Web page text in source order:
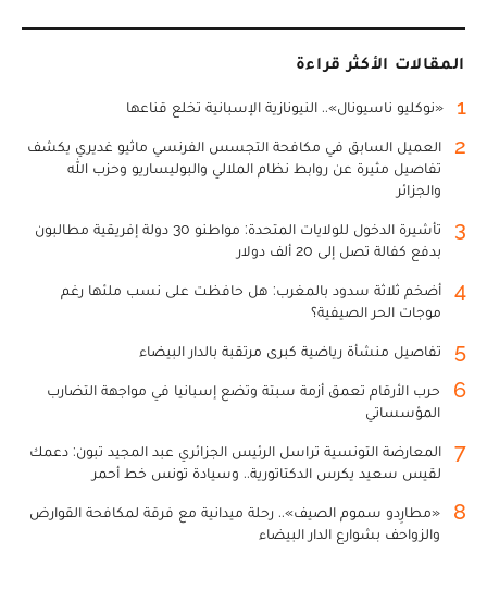
المقالات الأكثر قراءة
1 «نوكليو ناسيونال».. النيونازية الإسبانية تخلع قناعها
2
العميل السابق في مكافحة التجسس الفرنسي ماثيو غديري يكشف
تفاصيل مثيرة عن روابط نظام الملالي والبوليساريو وحزب الله
والجزائر
3
تأشيرة الدخول للولايات المتحدة: مواطنو 30 دولة إفريقية مطالبون
بدفع كفالة تصل إلى 20 ألف دولار
4
أضخم ثلاثة سدود بالمغرب: هل حافظت على نسب ملئها رغم
موجات الحر الصيفية؟
5 تفاصيل منشأة رياضية كبرى مرتقبة بالدار البيضاء
6
حرب الأرقام تعمق أزمة سبتة وتضع إسبانيا في مواجهة التضارب
المؤسساتي
7
المعارضة التونسية تراسل الرئيس الجزائري عبد المجيد تبون: دعمك
لقيس سعيد يكرس الدكتاتورية.. وسيادة تونس خط أحمر
8
«مطارِدو سموم الصيف».. رحلة ميدانية مع فرقة لمكافحة القوارض
والزواحف بشوارع الدار البيضاء